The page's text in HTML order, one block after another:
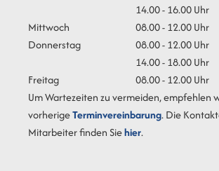
14.00 - 16.00 Uhr
Mittwoch
08.00 - 12.00 Uhr
Donnerstag
08.00 - 12.00 Uhr
14.00 - 18.00 Uhr
Freitag
08.00 - 12.00 Uhr
Um Wartezeiten zu vermeiden, empfehlen
vorherigeTerminvereinbarung. Die
Mitarbeiter finden Siehier.